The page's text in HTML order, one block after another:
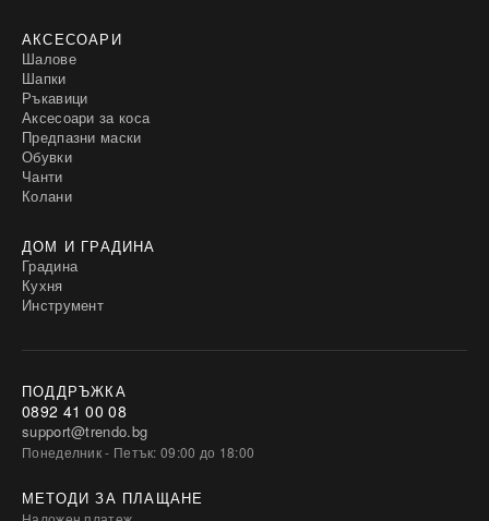
АКСЕСОАРИ
Шалове
Шапки
Ръкавици
Аксесоари за коса
Предпазни маски
Обувки
Чанти
Колани
ДОМ И ГРАДИНА
Градина
Кухня
Инструмент
ПОДДРЪЖКА
0892 41 00 08
support@trendo.bg
Понеделник - Петък: 09:00 до 18:00
МЕТОДИ ЗА ПЛАЩАНЕ